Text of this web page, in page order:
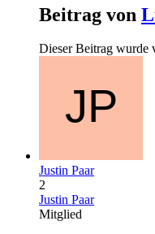
Beitrag von
Dieser Beitrag wurde
Justin Paar
2
Justin Paar
Mitglied